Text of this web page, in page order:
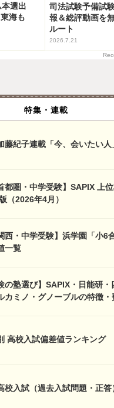
選出
海も
司法試験予備試
報＆総評動画を
ルート
2026.7.21
特集・連載
藤紀子連載「今、会いたい人
都圏・中学受験】SAPIX 上
（2026年4月）
西・中学受験】浜学園「小6
一覧
の塾選び】SAPIX・日能研
カミノ・グノーブルの特徴・
高校入試偏差値ランキング
校入試（過去入試問題・正答